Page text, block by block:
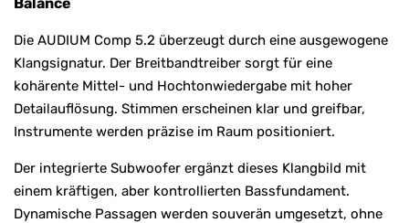
Die AUDIUM Comp 5.2 überzeugt durch eine ausgewogene
Klangsignatur. Der Breitbandtreiber sorgt für eine
kohärente Mittel- und Hochtonwiedergabe mit hoher
Detailauflösung. Stimmen erscheinen klar und greifbar,
Instrumente werden präzise im Raum positioniert.
Der integrierte Subwoofer ergänzt dieses Klangbild mit
einem kräftigen, aber kontrollierten Bassfundament.
Dynamische Passagen werden souverän umgesetzt, ohne